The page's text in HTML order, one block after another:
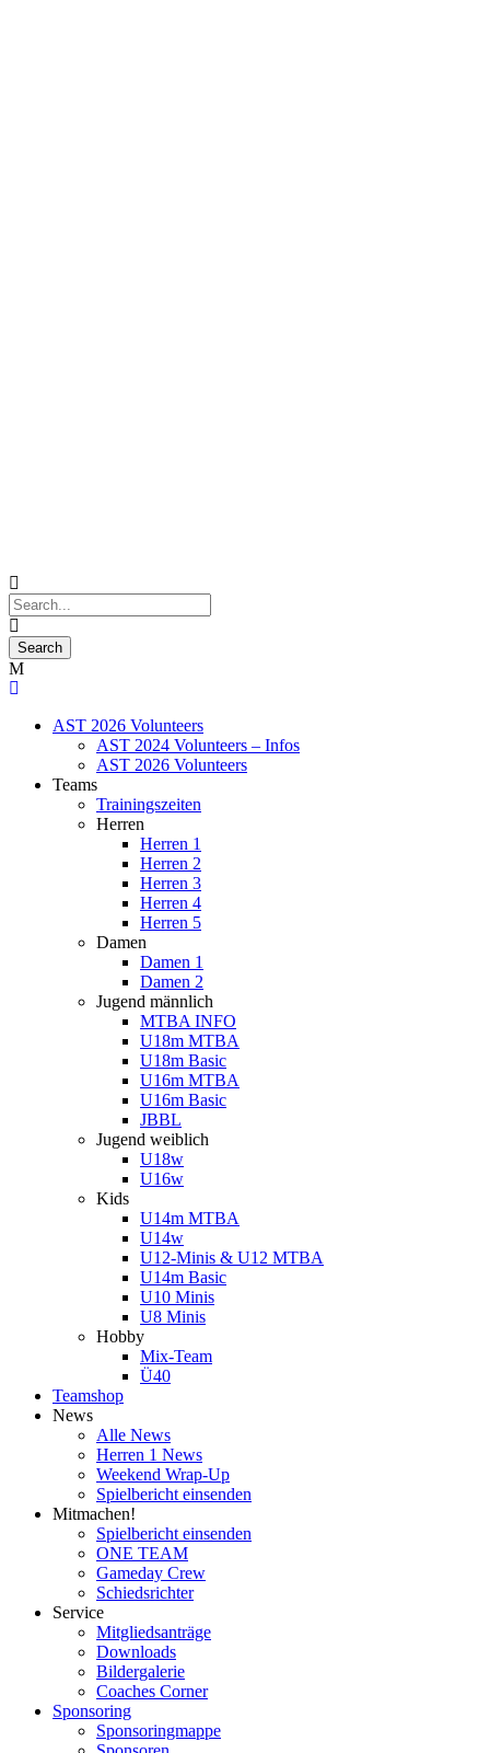
AST 2026 Volunteers
AST 2024 Volunteers – Infos
AST 2026 Volunteers
Teams
Trainingszeiten
Herren
Herren 1
Herren 2
Herren 3
Herren 4
Herren 5
Damen
Damen 1
Damen 2
Jugend männlich
MTBA INFO
U18m MTBA
U18m Basic
U16m MTBA
U16m Basic
JBBL
Jugend weiblich
U18w
U16w
Kids
U14m MTBA
U14w
U12-Minis & U12 MTBA
U14m Basic
U10 Minis
U8 Minis
Hobby
Mix-Team
Ü40
Teamshop
News
Alle News
Herren 1 News
Weekend Wrap-Up
Spielbericht einsenden
Mitmachen!
Spielbericht einsenden
ONE TEAM
Gameday Crew
Schiedsrichter
Service
Mitgliedsanträge
Downloads
Bildergalerie
Coaches Corner
Sponsoring
Sponsoringmappe